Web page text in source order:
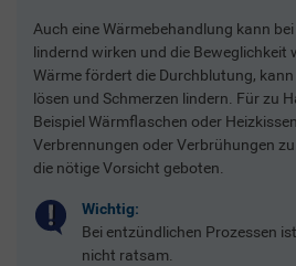
Auch eine Wärmebehandlung kann
lindernd wirken und die Beweglichkeit
Wärme fördert die Durchblutung,
lösen und Schmerzen lindern. Für zu
Beispiel Wärmflaschen oder
Verbrennungen oder Verbrühungen
die nötige Vorsicht geboten.
Wichtig:
Bei entzündlichen Prozessen
nicht ratsam.